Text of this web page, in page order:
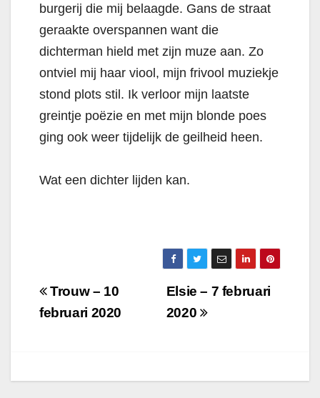
burgerij die mij belaagde. Gans de straat
geraakte overspannen want die
dichterman hield met zijn muze aan. Zo
ontviel mij haar viool, mijn frivool muziekje
stond plots stil. Ik verloor mijn laatste
greintje poëzie en met mijn blonde poes
ging ook weer tijdelijk de geilheid heen.
Wat een dichter lijden kan.
BerichtnavigatieElsie – 7 februari
2020
Trouw – 10
februari 2020